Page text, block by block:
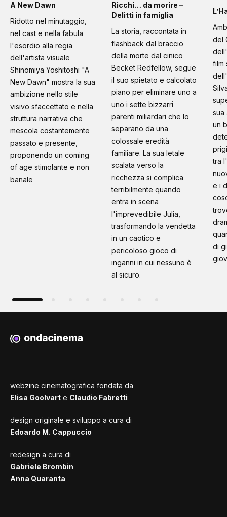
A New Dawn
Ridotto nel minutaggio,
nel cast e nella fabula
l'esordio alla regia
dell'artista visuale
Shinomiya Yoshitoshi "A
New Dawn" mostra la sua
ambizione nello stile
visivo sfaccettato e nella
struttura narrativa che
mescola costantemente
passato e presente,
proponendo un coming
of age stimolante e non
banale
Ricchi… da morire –
Delitti in famiglia
La storia, raccontata in
flashback dal braccio
della morte dal cinico
Becket Redfellow, segue
il suo spietato e calcolato
piano per eliminare uno a
uno i sette bizzarri
parenti miliardari che lo
separano da una
colossale eredità
familiare. La sua letale
scalata verso la
ricchezza si complica
terribilmente quando
entra in scena
l'imprevedibile Julia,
trasformando la vendetta
in un caotico e
pericoloso gioco di
inganni in cui nessuno è
al sicuro.
del
film
sua
un
tra
e i
di
webzine cinematografica fondata da
Elisa Goolvart e Claudio Fabretti
design originale e sviluppo a cura di
Edoardo M. Cappuccio
redesign a cura di
Gabriele Brombin
Anna Quaranta